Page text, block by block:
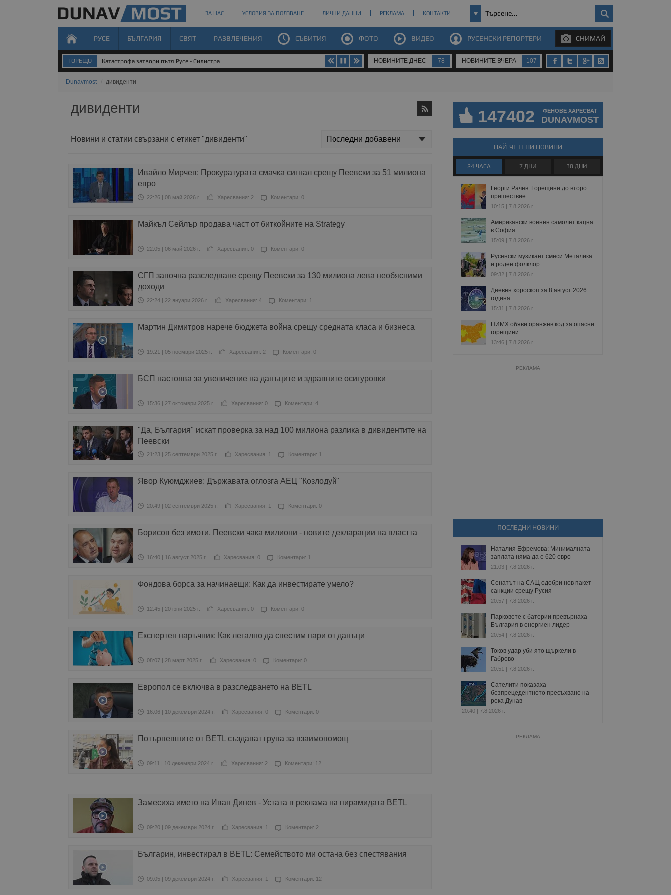
ЗА НАС УСЛОВИЯ ЗА ПОЛЗВАНЕ ЛИЧНИ ДАННИ РЕКЛАМА КОНТАКТИ
РУСЕ БЪЛГАРИЯ СВЯТ РАЗВЛЕЧЕНИЯ СЪБИТИЯ ФОТО ВИДЕО РУСЕНСКИ РЕПОРТЕРИ СНИМАЙ
ГОРЕЩО Катастрофа затвори пътя Русе - Силистра НОВИНИТЕ ДНЕС 78 НОВИНИТЕ ВЧЕРА 107
Dunavmost дивиденти
дивиденти
Новини и статии свързани с етикет "дивиденти"
Ивайло Мирчев: Прокуратурата смачка сигнал срещу Пеевски за 51 милиона
евро
22:26 | 08 май 2026 г. Харесвания: 2 Коментари: 0
Майкъл Сейлър продава част от биткойните на Strategy
22:05 | 06 май 2026 г. Харесвания: 0 Коментари: 0
СГП започна разследване срещу Пеевски за 130 милиона лева необясними
доходи
22:24 | 22 януари 2026 г. Харесвания: 4 Коментари: 1
Мартин Димитров нарече бюджета война срещу средната класа и бизнеса
19:21 | 05 ноември 2025 г. Харесвания: 2 Коментари: 0
БСП настоява за увеличение на данъците и здравните осигуровки
15:36 | 27 октомври 2025 г. Харесвания: 0 Коментари: 4
"Да, България" искат проверка за над 100 милиона разлика в дивидентите на
Пеевски
21:23 | 25 септември 2025 г. Харесвания: 1 Коментари: 1
Явор Куюмджиев: Държавата оглозга АЕЦ "Козлодуй"
20:49 | 02 септември 2025 г. Харесвания: 1 Коментари: 0
Борисов без имоти, Пеевски чака милиони - новите декларации на властта
16:40 | 16 август 2025 г. Харесвания: 0 Коментари: 1
Фондова борса за начинаещи: Как да инвестирате умело?
12:45 | 20 юни 2025 г. Харесвания: 0 Коментари: 0
Експертен наръчник: Как легално да спестим пари от данъци
08:07 | 28 март 2025 г. Харесвания: 0 Коментари: 0
Европол се включва в разследването на BETL
16:06 | 10 декември 2024 г. Харесвания: 0 Коментари: 0
Потърпевшите от BETL създават група за взаимопомощ
09:11 | 10 декември 2024 г. Харесвания: 2 Коментари: 12
Замесиха името на Иван Динев - Устата в реклама на пирамидата BETL
09:20 | 09 декември 2024 г. Харесвания: 1 Коментари: 2
Българин, инвестирал в BETL: Семейството ми остана без спестявания
09:05 | 09 декември 2024 г. Харесвания: 1 Коментари: 12
147402 ФЕНОВЕ ХАРЕСВАТ
DUNAVMOST
НАЙ-ЧЕТЕНИ НОВИНИ
24 ЧАСА 7 ДНИ 30 ДНИ
Георги Рачев: Горещини до второ
пришествие
10:15 | 7.8.2026 г.
Американски военен самолет кацна
в София
15:09 | 7.8.2026 г.
Русенски музикант смеси Металика
и роден фолклор
09:32 | 7.8.2026 г.
Дневен хороскоп за 8 август 2026
година
15:31 | 7.8.2026 г.
НИМХ обяви оранжев код за опасни
горещини
13:46 | 7.8.2026 г.
РЕКЛАМА
ПОСЛЕДНИ НОВИНИ
Наталия Ефремова: Минималната
заплата няма да е 620 евро
21:03 | 7.8.2026 г.
Сенатът на САЩ одобри нов пакет
санкции срещу Русия
20:57 | 7.8.2026 г.
Парковете с батерии превърнаха
България в енергиен лидер
20:54 | 7.8.2026 г.
Токов удар уби ято щъркели в
Габрово
20:51 | 7.8.2026 г.
Сателити показаха
безпрецедентното пресъхване на
река Дунав
20:40 | 7.8.2026 г.
РЕКЛАМА